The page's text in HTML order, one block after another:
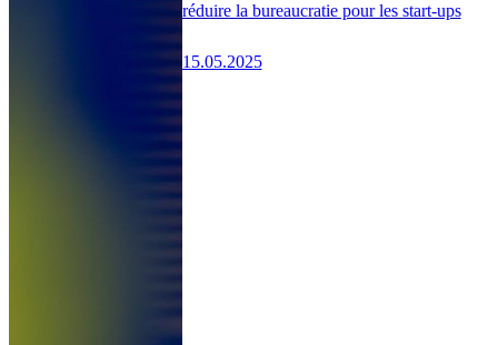
réduire la bureaucratie pour les start-ups
15.05.2025